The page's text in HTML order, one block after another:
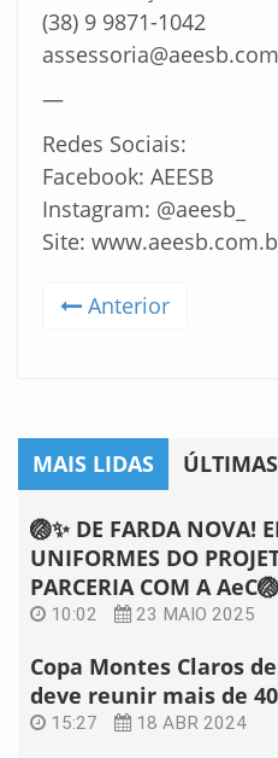
(38) 9 9871-1042
—
Redes Sociais:
Facebook: AEESB
Instagram: @aeesb_
Site:
Anterior
MAIS LIDAS
🏐✨ DE FARDA NOVA!
UNIFORMES DO
PARCERIA COM A
10:02 23 MAIO 2025
Copa Montes Claros
deve reunir mais de
15:27 18 ABR 2024